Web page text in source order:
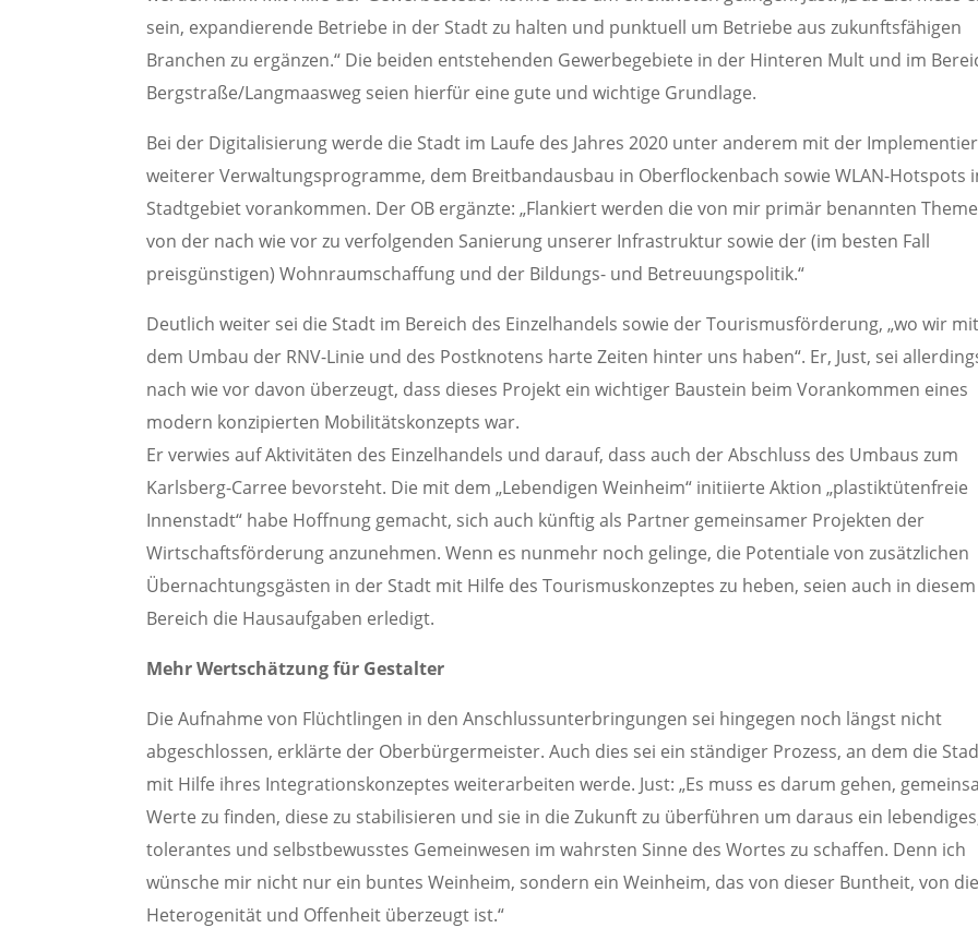
sein, expandierende Betriebe in der Stadt zu halten und punktuell um Betriebe aus zukunftsfähigen
Branchen zu ergänzen.“ Die beiden entstehenden Gewerbegebiete in der Hinteren Mult und im
Bergstraße/Langmaasweg seien hierfür eine gute und wichtige Grundlage.
Bei der Digitalisierung werde die Stadt im Laufe des Jahres 2020 unter anderem mit der
weiterer Verwaltungsprogramme, dem Breitbandausbau in Oberflockenbach sowie WLAN-Hotspots
Stadtgebiet vorankommen. Der OB ergänzte: „Flankiert werden die von mir primär benannten
von der nach wie vor zu verfolgenden Sanierung unserer Infrastruktur sowie der (im besten Fall
preisgünstigen) Wohnraumschaffung und der Bildungs- und Betreuungspolitik.“
Deutlich weiter sei die Stadt im Bereich des Einzelhandels sowie der Tourismusförderung, „wo wir mit
dem Umbau der RNV-Linie und des Postknotens harte Zeiten hinter uns haben“. Er, Just, sei
nach wie vor davon überzeugt, dass dieses Projekt ein wichtiger Baustein beim Vorankommen eines
modern konzipierten Mobilitätskonzepts war.
Er verwies auf Aktivitäten des Einzelhandels und darauf, dass auch der Abschluss des Umbaus zum
Karlsberg-Carree bevorsteht. Die mit dem „Lebendigen Weinheim“ initiierte Aktion „plastiktütenfreie
Innenstadt“ habe Hoffnung gemacht, sich auch künftig als Partner gemeinsamer Projekten der
Wirtschaftsförderung anzunehmen. Wenn es nunmehr noch gelinge, die Potentiale von zusätzlichen
Übernachtungsgästen in der Stadt mit Hilfe des Tourismuskonzeptes zu heben, seien auch in diesem
Bereich die Hausaufgaben erledigt.
Mehr Wertschätzung für Gestalter
Die Aufnahme von Flüchtlingen in den Anschlussunterbringungen sei hingegen noch längst nicht
abgeschlossen, erklärte der Oberbürgermeister. Auch dies sei ein ständiger Prozess, an dem die
mit Hilfe ihres Integrationskonzeptes weiterarbeiten werde. Just: „Es muss es darum gehen,
Werte zu finden, diese zu stabilisieren und sie in die Zukunft zu überführen um daraus ein
tolerantes und selbstbewusstes Gemeinwesen im wahrsten Sinne des Wortes zu schaffen. Denn ich
wünsche mir nicht nur ein buntes Weinheim, sondern ein Weinheim, das von dieser Buntheit, von
Heterogenität und Offenheit überzeugt ist.“